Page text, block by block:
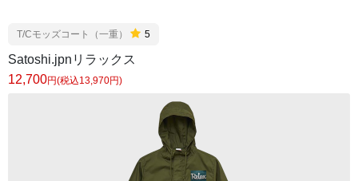
T/Cモッズコート（一重） 5
Satoshi.jpnリラックス
12,700円(税込13,970円)